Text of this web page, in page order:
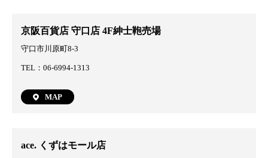
京阪百貨店 守口店 4F紳士鞄売場
守口市川原町8-3
TEL：06-6994-1313
MAP
ace. くずはモール店